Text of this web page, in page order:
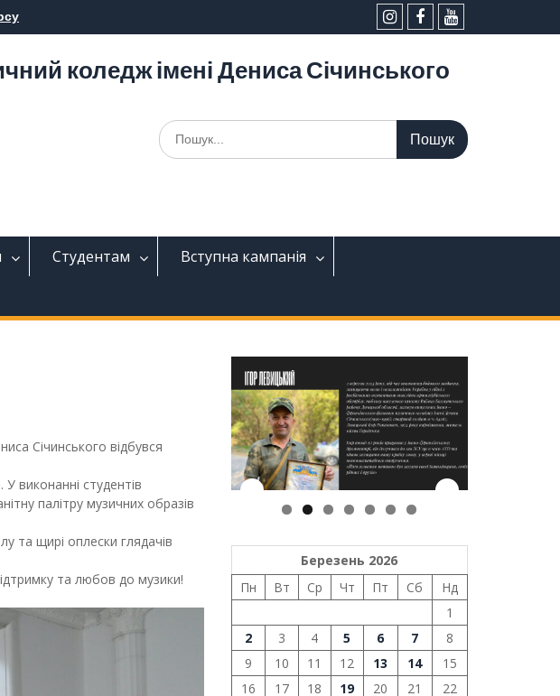
інстаграмfacebookYouTube
коледж імені Дениса Січинського
Шукати:
Студентам
Вступна кампанія
Січинського відбувся
виконанні студентів
палітру музичних образів
та щирі оплески глядачів
та любов до музики!
Березень 2026
Пн
Вт Ср Чт Пт Сб
Нд
1
2
3 4 5 6 7
8
9
10 11 12 13 14
15
16
17 18 19 20 21
22